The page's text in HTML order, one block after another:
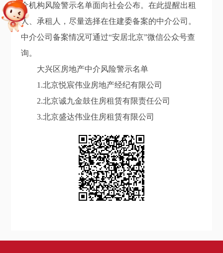
介机构风险警示名单面向社会公布。在此提醒出租
人、承租人，尽量选择在住建委备案的中介公司。
中介公司备案情况可通过“安居北京”微信公众号查
询。
大兴区房地产中介风险警示名单
1.北京悦宸伟业房地产经纪有限公司
2.北京诚九金鼓住房租赁有限责任公司
3.北京盛达伟业住房租赁有限公司